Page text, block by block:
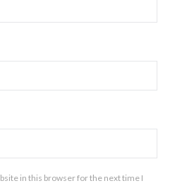
in this browser for the next time I